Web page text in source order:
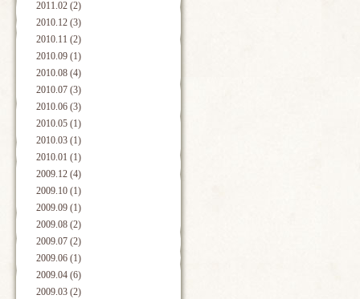
2011.02 (2)
2010.12 (3)
2010.11 (2)
2010.09 (1)
2010.08 (4)
2010.07 (3)
2010.06 (3)
2010.05 (1)
2010.03 (1)
2010.01 (1)
2009.12 (4)
2009.10 (1)
2009.09 (1)
2009.08 (2)
2009.07 (2)
2009.06 (1)
2009.04 (6)
2009.03 (2)